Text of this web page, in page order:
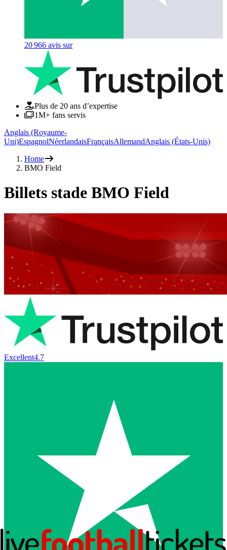
20 966 avis sur
Plus de 20 ans d’expertise
1M+ fans servis
Anglais (Royaume-
Uni)EspagnolNéerlandaisFrançaisAllemandAnglais (États-Unis)
Home
BMO Field
Billets stade BMO Field
Excellent4.7